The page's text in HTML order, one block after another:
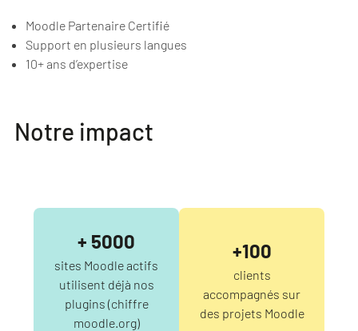
Moodle Partenaire Certifié
Support en plusieurs langues
10+ ans d’expertise
Notre impact
+ 5000
sites Moodle actifs
utilisent déjà nos
plugins (chiffre
moodle.org)
+100
clients
accompagnés sur
des projets Moodle